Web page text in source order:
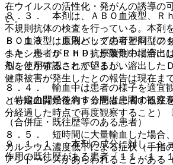
在ウイルスの活性化・発がんの誘導の
い。
８．１３． 血液バッグの可塑剤（フ
ヘキシル：ＤＥＨＰ）が製剤中に溶出
ることが確認されているが、溶出した
健康被害が発生したとの報告は現在ま
（特定の背景を有する患者に関する注
（合併症・既往歴等のある患者）
９．１．１． 本剤の成分に対し、シ
作用の既往歴がある患者〔１１．１．
８．３． 本剤は、ＡＢＯ血液型、Ｒ
不規則抗体の検査を行っている。本剤
ＢＯ血液型は原則として患者と同型の
また、患者がＲｈＤ抗原陰性の場合に
剤を使用することが望ましい。
８．４． 輸血中は患者の様子を適宜
とも輸血開始後約５分間は患者の観察
分経過した時点で再度観察すること）
８．５． 短時間に大量輸血した場合
カルシウム濃度低下による症状（手指
アシドーシスがあらわれることがある